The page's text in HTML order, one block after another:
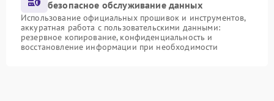
безопасное обслуживание данных
Использование официальных прошивок и инструментов,
аккуратная работа с пользовательскими данными:
резервное копирование, конфиденциальность и
восстановление информации при необходимости